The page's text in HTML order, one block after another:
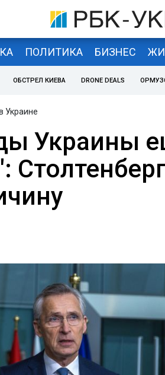
ПОЛИТИКА БИЗНЕС
ОБСТРЕЛ КИЕВА DRONE DEALS
Украине
Украины